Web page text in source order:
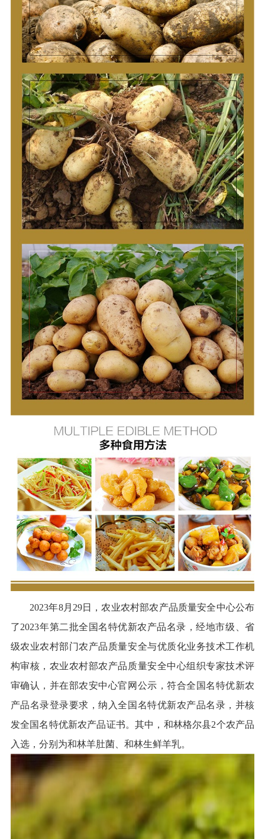
2023年8月29日，农业农村部农产品质量安全中心公布
了2023年第二批全国名特优新农产品名录，经地市级、省
级农业农村部门农产品质量安全与优质化业务技术工作机
构审核，农业农村部农产品质量安全中心组织专家技术评
审确认，并在部农安中心官网公示，符合全国名特优新农
产品名录登录要求，纳入全国名特优新农产品名录，并核
发全国名特优新农产品证书。其中，和林格尔县2个农产品
入选，分别为和林羊肚菌、和林生鲜羊乳。